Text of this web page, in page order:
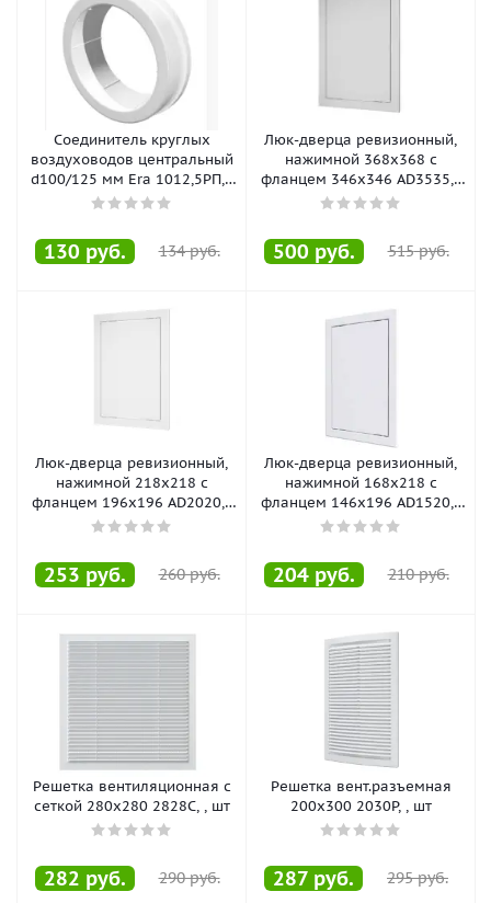
Соединитель круглых
воздуховодов центральный
d100/125 мм Era 1012,5РП, ,
шт
130 руб. 134руб.
Люк-дверца ревизионный,
нажимной 368х368 с
фланцем 346х346 AD3535, ,
шт
500 руб. 515руб.
Люк-дверца ревизионный,
нажимной 218х218 с
фланцем 196х196 AD2020, ,
шт
253 руб. 260руб.
Люк-дверца ревизионный,
нажимной 168х218 с
фланцем 146х196 AD1520, ,
шт
204руб. 210руб.
Решетка вентиляционная с
сеткой 280х280 2828С, , шт
282 руб. 290руб.
Решетка вент.разъемная
200х300 2030Р, , шт
287 руб. 295руб.